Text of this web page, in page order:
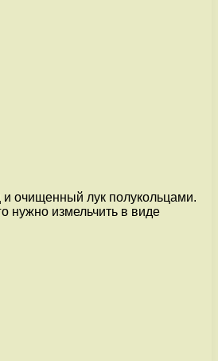
очищенный лук полукольцами.
нужно измельчить в виде